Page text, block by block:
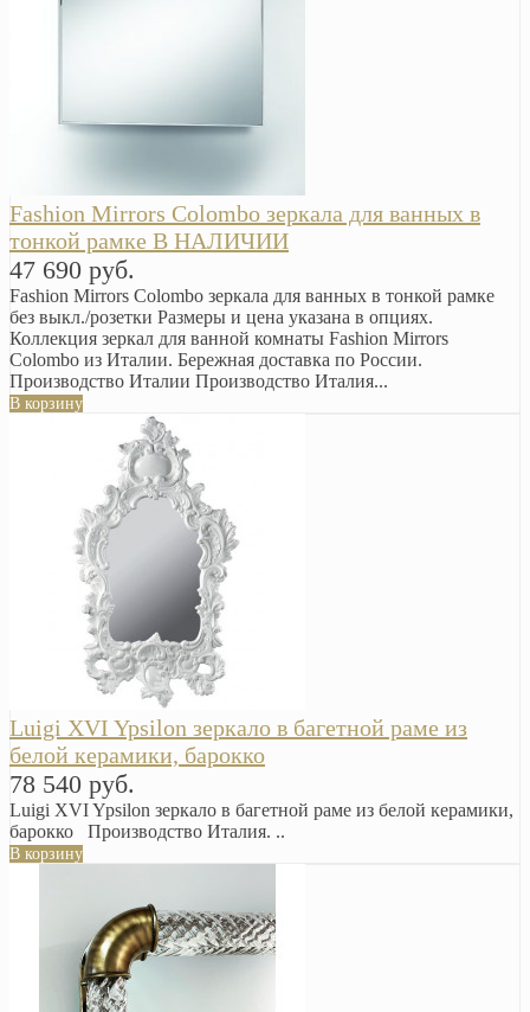
Fashion Mirrors Colombo зеркала для ванных в
тонкой рамке В НАЛИЧИИ
47 690 руб.
Fashion Mirrors Colombo зеркала для ванных в тонкой рамке
без выкл./розетки Размеры и цена указана в опциях.
Коллекция зеркал для ванной комнаты Fashion Mirrors
Colombo из Италии. Бережная доставка по России.
Производство Италии Производство Италия...
В корзину
Luigi XVI Ypsilon зеркало в багетной раме из
белой керамики, барокко
78 540 руб.
Luigi XVI Ypsilon зеркало в багетной раме из белой керамики,
барокко Производство Италия. ..
В корзину